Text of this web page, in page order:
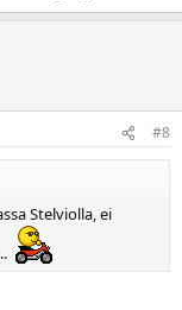
#8
Stelviolla, ei